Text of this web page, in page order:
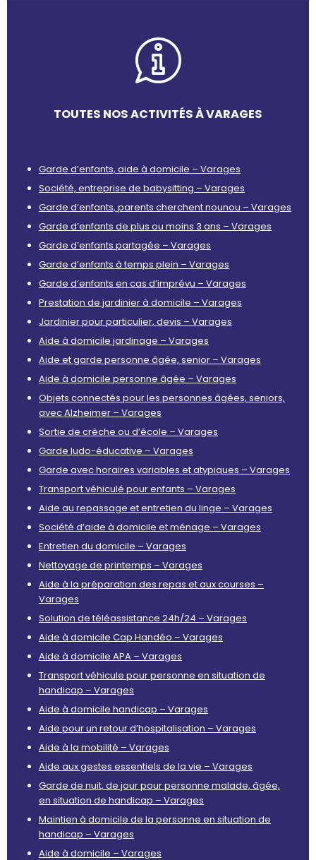
TOUTES NOS ACTIVITÉS À VARAGES
Garde d’enfants, aide à domicile – Varages
Société, entreprise de babysitting – Varages
Garde d’enfants, parents cherchent nounou – Varages
Garde d’enfants de plus ou moins 3 ans – Varages
Garde d’enfants partagée – Varages
Garde d’enfants à temps plein – Varages
Garde d’enfants en cas d’imprévu – Varages
Prestation de jardinier à domicile – Varages
Jardinier pour particulier, devis – Varages
Aide à domicile jardinage – Varages
Aide et garde personne âgée, senior – Varages
Aide à domicile personne âgée – Varages
Objets connectés pour les personnes âgées, seniors,
avec Alzheimer – Varages
Sortie de crèche ou d’école – Varages
Garde ludo-éducative – Varages
Garde avec horaires variables et atypiques – Varages
Transport véhiculé pour enfants – Varages
Aide au repassage et entretien du linge – Varages
Société d’aide à domicile et ménage – Varages
Entretien du domicile – Varages
Nettoyage de printemps – Varages
Aide à la préparation des repas et aux courses –
Varages
Solution de téléassistance 24h/24 – Varages
Aide à domicile Cap Handéo – Varages
Aide à domicile APA – Varages
Transport véhicule pour personne en situation de
handicap – Varages
Aide à domicile handicap – Varages
Aide pour un retour d’hospitalisation – Varages
Aide à la mobilité – Varages
Aide aux gestes essentiels de la vie – Varages
Garde de nuit, de jour pour personne malade, âgée,
en situation de handicap – Varages
Maintien à domicile de la personne en situation de
handicap – Varages
Aide à domicile – Varages